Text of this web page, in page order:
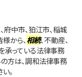
中市、狛江市、稲城
から、相続、不動産、
承っている法律事務
方は、調和法律事務
。